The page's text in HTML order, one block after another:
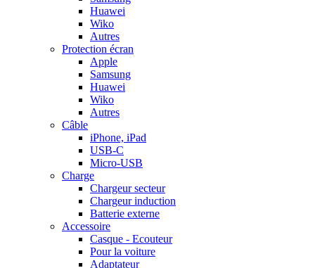
Huawei
Wiko
Autres
Protection écran
Apple
Samsung
Huawei
Wiko
Autres
Câble
iPhone, iPad
USB-C
Micro-USB
Charge
Chargeur secteur
Chargeur induction
Batterie externe
Accessoire
Casque - Ecouteur
Pour la voiture
Adaptateur